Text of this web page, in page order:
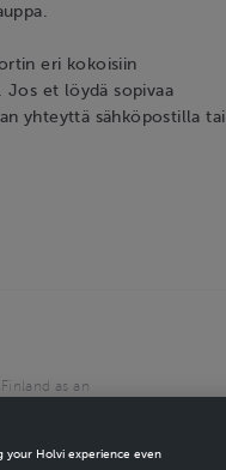
eri kokoisiin
Jos et löydä sopivaa
yhteyttä sähköpostilla tai
as an
your Holvi experience even